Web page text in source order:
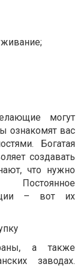
могут
ознакомят вас
Богатая
создавать
что нужно
– вот их
а также
заводах.